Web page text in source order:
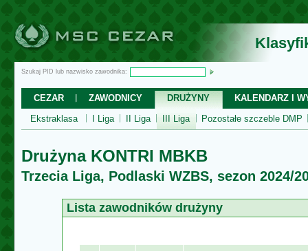
Szukaj PID lub nazwisko zawodnika:
CEZAR ZAWODNICY DRUŻYNY
KALENDARZ I
Ekstraklasa
I Liga II Liga III Liga Pozostałe szczeble DMP
Drużyna KONTRI MBKB
Trzecia Liga, Podlaski WZBS, sezon 2024/
Lista zawodników drużyny